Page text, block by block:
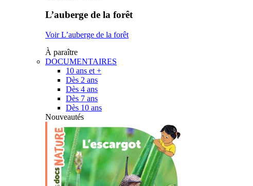
L’auberge de la forêt
Voir L’auberge de la forêt
À paraître
DOCUMENTAIRES
10 ans et +
Dès 2 ans
Dès 4 ans
Dès 7 ans
Dès 10 ans
Nouveautés